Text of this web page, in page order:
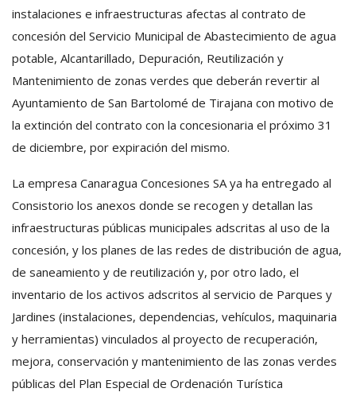
instalaciones e infraestructuras afectas al contrato de
concesión del Servicio Municipal de Abastecimiento de agua
potable, Alcantarillado, Depuración, Reutilización y
Mantenimiento de zonas verdes que deberán revertir al
Ayuntamiento de San Bartolomé de Tirajana con motivo de
la extinción del contrato con la concesionaria el próximo 31
de diciembre, por expiración del mismo.
La empresa Canaragua Concesiones SA ya ha entregado al
Consistorio los anexos donde se recogen y detallan las
infraestructuras públicas municipales adscritas al uso de la
concesión, y los planes de las redes de distribución de agua,
de saneamiento y de reutilización y, por otro lado, el
inventario de los activos adscritos al servicio de Parques y
Jardines (instalaciones, dependencias, vehículos, maquinaria
y herramientas) vinculados al proyecto de recuperación,
mejora, conservación y mantenimiento de las zonas verdes
públicas del Plan Especial de Ordenación Turística